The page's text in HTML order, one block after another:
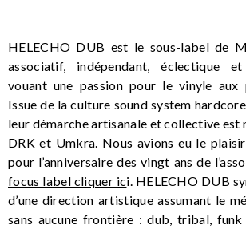
HELECHO DUB est le sous-label de
associatif, indépendant, éclectique
vouant une passion pour le vinyle aux
Issue de la culture sound system
leur démarche artisanale et collective est
DRK et Umkra. Nous avions eu le
pour l’anniversaire des vingt ans de
focus label cliquer ici. HELECHO DUB
d’une direction artistique assumant le
sans aucune frontière : dub, tribal, funk